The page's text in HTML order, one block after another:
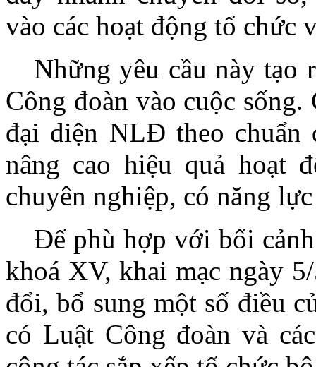
vào các hoạt động tổ chức
Những yêu cầu này tạo
Công đoàn vào cuộc
đại diện NLĐ theo chuẩn
nâng cao hiệu quả hoạt
chuyên nghiệp, có năng
Để phù hợp với bối
khoá XV, khai mạc ngày
đổi, bổ sung một số điều
có Luật Công đoàn và